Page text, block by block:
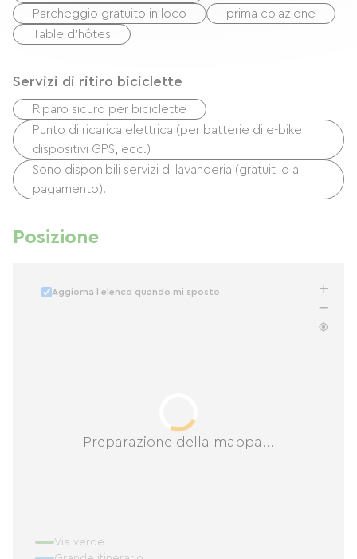
Parcheggio gratuito in loco
prima colazione
Table d'hôtes
Servizi di ritiro biciclette
Riparo sicuro per biciclette
Punto di ricarica elettrica (per batterie di e-bike,
dispositivi GPS, ecc.)
Sono disponibili servizi di lavanderia (gratuiti o a
pagamento).
Posizione
Preparazione della mappa...
Aggiorna l'elenco quando mi sposto
Via verde